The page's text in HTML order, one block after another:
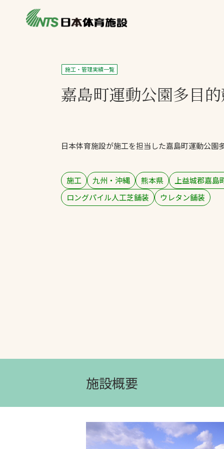
ニュース
ライブラリ
施設別一覧を見
投てき実施可
環境対応ウレタ
施工・管理実績一覧
嘉島町運動公園多目
日本体育施設が施工を担当した嘉島町運動公園
施工 九州・沖縄 熊本県
上益城郡嘉島
ロングパイル人工芝舗装
ウレタン舗装
施設概要